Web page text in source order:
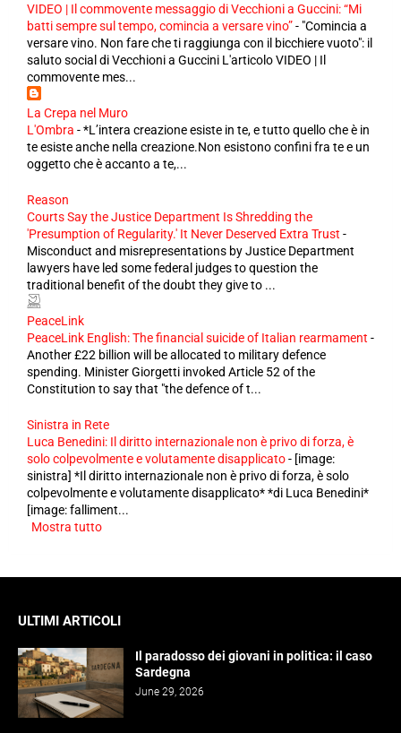
VIDEO | Il commovente messaggio di Vecchioni a Guccini: “Mi
batti sempre sul tempo, comincia a versare vino”- "Comincia a
versare vino. Non fare che ti raggiunga con il bicchiere vuoto": il
saluto social di Vecchioni a Guccini L'articolo VIDEO | Il
commovente mes...
La Crepa nel Muro
L'Ombra -*L’intera creazione esiste in te, e tutto quello che è in
te esiste anche nella creazione.Non esistono confini fra te e un
oggetto che è accanto a te,...
Reason
Courts Say the Justice Department Is Shredding the
'Presumption of Regularity.' It Never Deserved Extra Trust -
Misconduct and misrepresentations by Justice Department
lawyers have led some federal judges to question the
traditional benefit of the doubt they give to ...
PeaceLink
PeaceLink English: The financial suicide of Italian rearmament -
Another £22 billion will be allocated to military defence
spending. Minister Giorgetti invoked Article 52 of the
Constitution to say that "the defence of t...
Sinistra in Rete
Luca Benedini: Il diritto internazionale non è privo di forza, è
solo colpevolmente e volutamente disapplicato- [image:
sinistra] *Il diritto internazionale non è privo di forza, è solo
colpevolmente e volutamente disapplicato* *di Luca Benedini*
[image: falliment...
Mostra tutto
ULTIMI ARTICOLI
Il paradosso dei giovani in politica: il caso
Sardegna
June 29, 2026